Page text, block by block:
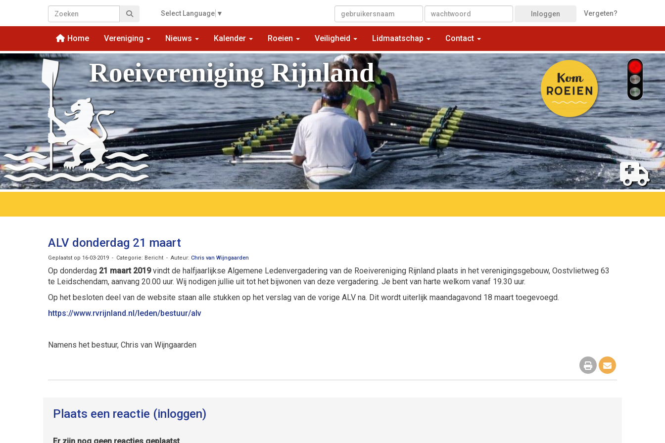
Select Language ▼ Inloggen Vergeten?
Home Vereniging Nieuws Kalender Roeien Veiligheid Lidmaatschap Contact
Roeivereniging Rijnland
ALV donderdag 21 maart
Geplaatst op 16-03-2019 - Categorie: Bericht - Auteur: Chris van Wijngaarden
Op donderdag 21 maart 2019vindt de halfjaarlijkse Algemene Ledenvergadering van de Roeivereniging Rijnland plaats in het verenigingsgebouw, Oostvlietweg 63
te Leidschendam, aanvang 20.00 uur. Wij nodigen jullie uit tot het bijwonen van deze vergadering. Je bent van harte welkom vanaf 19.30 uur.
Op het besloten deel van de website staan alle stukken op het verslag van de vorige ALV na. Dit wordt uiterlijk maandagavond 18 maart toegevoegd.
https://www.rvrijnland.nl/leden/bestuur/alv
Namens het bestuur, Chris van Wijngaarden
Plaats een reactie (inloggen)